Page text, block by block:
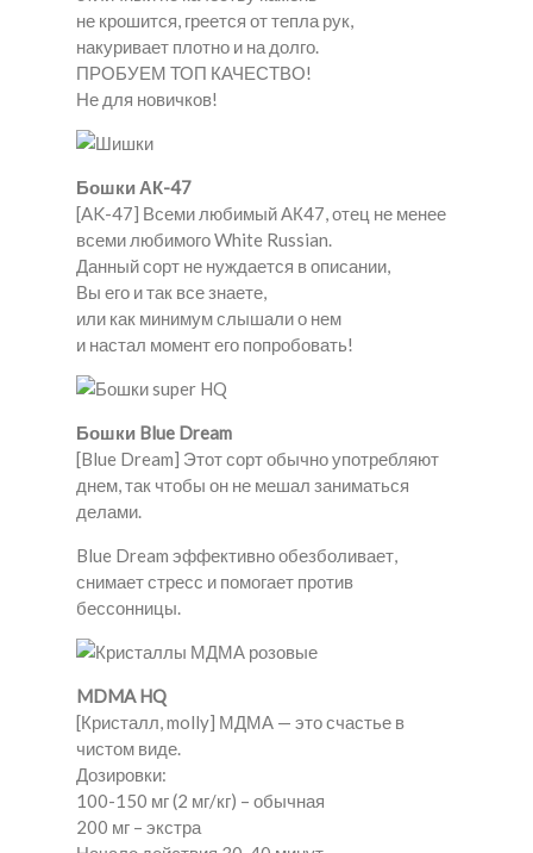
не крошится, греется от тепла рук,
накуривает плотно и на долго.
ПРОБУЕМ ТОП КАЧЕСТВО!
Не для новичков!
Бошки АК-47
[AK-47] Всеми любимый АК47, отец не менее
всеми любимого White Russian.
Данный сорт не нуждается в описании,
Вы его и так все знаете,
или как минимум слышали о нем
и настал момент его попробовать!
Бошки Blue Dream
[Blue Dream] Этот сорт обычно употребляют
днем, так чтобы он не мешал заниматься
делами.
Blue Dream эффективно обезболивает,
снимает стресс и помогает против
бессонницы.
MDMA HQ
[Кристалл, molly] МДМА — это счастье в
чистом виде.
Дозировки:
100-150 мг (2 мг/кг) – обычная
200 мг – экстра